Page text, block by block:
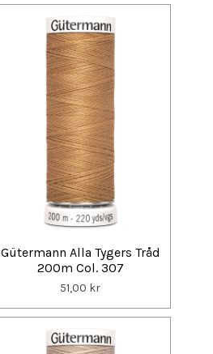
Gütermann Alla Tygers Tråd
200m Col. 307
51,00 kr